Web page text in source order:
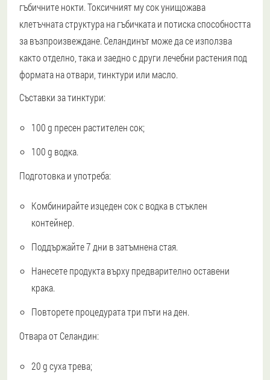
гъбичните нокти. Токсичният му сок унищожава
клетъчната структура на гъбичката и потиска способността
за възпроизвеждане. Селандинът може да се използва
както отделно, така и заедно с други лечебни растения под
формата на отвари, тинктури или масло.
Съставки за тинктури:
100 g пресен растителен сок;
100 g водка.
Подготовка и употреба:
Комбинирайте изцеден сок с водка в стъклен
контейнер.
Поддържайте 7 дни в затъмнена стая.
Нанесете продукта върху предварително оставени
крака.
Повторете процедурата три пъти на ден.
Отвара от Селандин:
20 g суха трева;